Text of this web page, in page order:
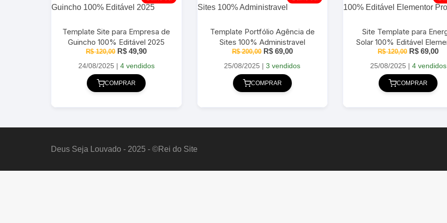
Template Site para Empresa de
Guincho 100% Editável 2025
R$120,00 O
original
era:
R$ 120,00.
R$ 49,90O
atual
24/08/2025 | 4 vendidos
COMPRAR
Template Portfólio Agência de
Sites 100% Administravel
R$200,00 O
original
era:
R$ 200,00.
R$69,00O
atual
25/08/2025 |3 vendidos
COMPRAR
Site Template para
Solar 100% Editável
Pro 2025
R$120,00 O
original
era:
R$ 120,00.
R$ 69,00O
25/08/2025 | 4 vendidos
COMPRAR
Deus Seja Louvado - 2025 - ©Rei do Site